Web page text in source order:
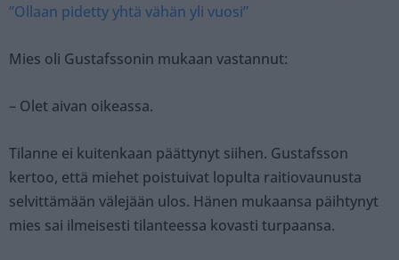
”Ollaan pidetty yhtä vähän yli vuosi”
Mies oli Gustafssonin mukaan vastannut:
– Olet aivan oikeassa.
Tilanne ei kuitenkaan päättynyt siihen. Gustafsson
kertoo, että miehet poistuivat lopulta raitiovaunusta
selvittämään välejään ulos. Hänen mukaansa päihtynyt
mies sai ilmeisesti tilanteessa kovasti turpaansa.